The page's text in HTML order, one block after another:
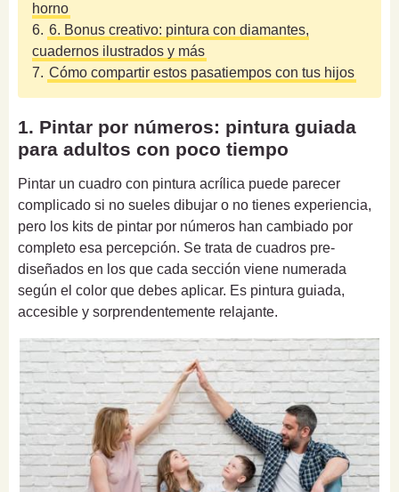
horno
6. 6. Bonus creativo: pintura con diamantes,
cuadernos ilustrados y más
7. Cómo compartir estos pasatiempos con tus hijos
1. Pintar por números: pintura guiada
para adultos con poco tiempo
Pintar un cuadro con pintura acrílica puede parecer
complicado si no sueles dibujar o no tienes experiencia,
pero los kits de pintar por números han cambiado por
completo esa percepción. Se trata de cuadros pre-
diseñados en los que cada sección viene numerada
según el color que debes aplicar. Es pintura guiada,
accesible y sorprendentemente relajante.